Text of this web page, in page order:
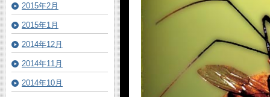
2015年2月
2015年1月
2014年12月
2014年11月
2014年10月